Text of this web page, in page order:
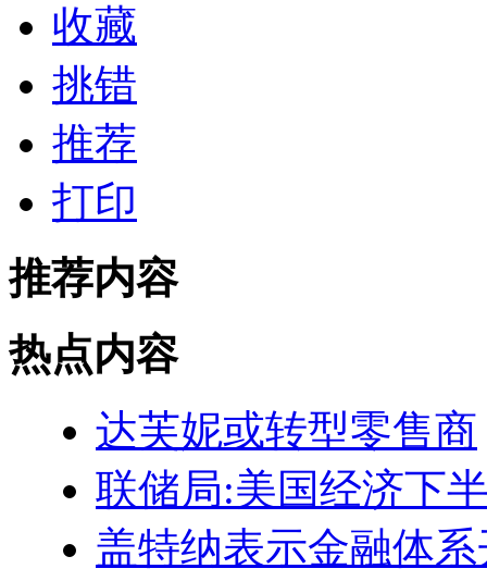
收藏
挑错
推荐
打印
推荐内容
热点内容
达芙妮或转型零售商
联储局:美国经济下
盖特纳表示金融体